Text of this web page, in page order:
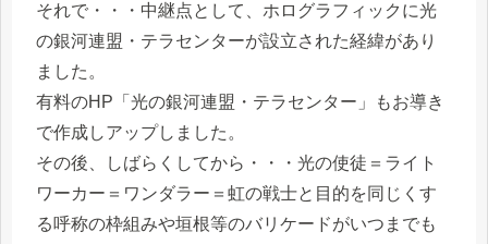
それで・・・中継点として、ホログラフィックに光
の銀河連盟・テラセンターが設立された経緯があり
ました。
有料のHP「光の銀河連盟・テラセンター」もお導き
で作成しアップしました。
その後、しばらくしてから・・・光の使徒＝ライト
ワーカー＝ワンダラー＝虹の戦士と目的を同じくす
る呼称の枠組みや垣根等のバリケードがいつまでも